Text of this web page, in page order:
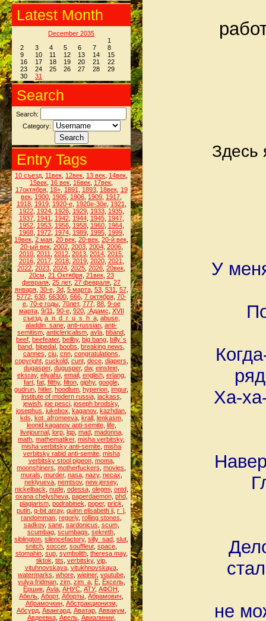
Latest Month
December 2035
1
2
3 4 5 6 7
8
9
10 11 12 13 14
15
16
17 18 19 20 21
22
23
24 25 26 27 28
29
30
31
Search
Search:
Category:
Entry Tags
10 съезд 11век 12век 13 век 14век
15век 16 век 16век 17век
17октября, 18+, 1891 1893, 18век, 19
век 1900 1905 1906 1909 1917
1918, 1919, 1920-е, 1920е-30е, 1921
1922, 1924, 1926, 1929, 1933, 1935,
1937, 1941 1942, 1944, 1945, 1947,
1952, 1953, 1956, 1958, 1960, 1964,
1968, 1972, 1974, 1989, 1995, 1999,
19век 2 мая 20 век 20-век 20-й век
20-ый век, 2002, 2003, 2004, 2006,
2010 2011 2012 2013 2014 2015
2016, 2017, 2018, 2019, 2020, 2021
2022 2023 2024 2025 2026 20век
20см 21 Октября, 21век, 23
февраля 25 лет, 27 февраля 27
января, 30-е, 3d, 5 марта, 53, 531 57,
5772, 630, 66300, 666, 7 октября, 70-
е, 70-е годы, 70лет, 777, 88, 9-ое
марта, 9/11 90-е, 920, :Адамс XVII
съезд, a_n_d_r_u_s_h_a, abuse,
aladdin_sane anti-russian anti-
semitism anticlericalism avla bband
beef beefeater, beilby, big bang billy`s
band bipedal boobs breaking news
cannes ciu, cnn, congratulations
copyright, cuckold, cunt, dece, diapers
dugasper, dugusper, dw, einstein,
eksray, eliyahu, email, english, erlang,
fart, fat, filthy, filton, giphy, google,
gudrun hitler, hoodlum hyperion imgur,
institute of modern russia, jackass
jewish joe pesci joseph brodsky,
josephus jukebox kaganov, kazhdan
kds kot_afromeeva, krall, lenkasm,
leonid kaganov anti-semite, life,
livejournal, lorp, lqp, mad, madonna,
math mathematiker, misha verbitsky,
misha verbitsky anti-semite misha
verbitsky rabid anti-semite, misha
verbitsky stool pigeon, moma,
moonshiners motherfuckers movies
murals murder, nasa, nazy, necax
neklyueva nemtsov, new jersey,
nickelback nude, odessa, olegmi, ontd,
oxana chelysheva, paperdaemon, phd,
plagiarism, podrabinek poper, prick
putin q-bit array, quinn elisabeth ii r_l
randomman regoriy, rolling stones
sadkov, sane, sardonicus scum,
scumbag scumbags sekreth
siblington silencefactory, silly_sad slut
snitch soccer, souffleur, space
stomahin, sup, symbolith, theresa may,
tiktok tits verbitsky, vip,
vituhnovskaya, vitukhnovskaya,
watermarks whore, wieiner, youtube,
yulya fridman, zim, zim_a, Ё, Ёксель,
Ёршик Аvla АНУС АТУ, АФОН
Абель Аборт, Аборты Абрамович
Абрамочкин, Абстракционизм
Абсурд, Авангард, Аватар, Аввакум
Авдеевка, Авель, Авиалинии,
Здесь
У
Ха-
не